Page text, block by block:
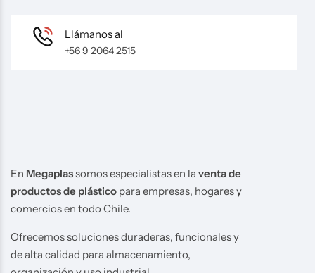
Llámanos al
+56 9 2064 2515
En Megaplassomos especialistas en la venta de
productos de plástico para empresas, hogares y
comercios en todo Chile.
Ofrecemos soluciones duraderas, funcionales y
de alta calidad para almacenamiento,